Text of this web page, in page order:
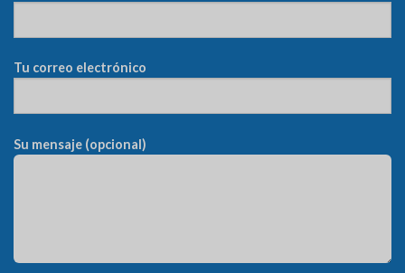
Tu correo electrónico
Su mensaje (opcional)